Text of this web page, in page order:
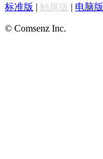
标准版 | 触屏版 | 电脑版
© Comsenz Inc.